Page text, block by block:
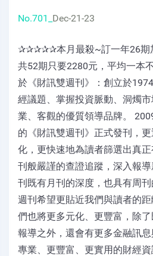
No.701_ Dec-21-23
✰✰✰✰✰本月最殺~訂一年26期
共52期只要2280元，平均一
於《財訊雙週刊》：創立於
經議題、掌握投資脈動、洞燭
業、客觀的優質領導品牌。
的《財訊雙週刊》正式發刊，
化，更快速地為讀者篩選出真
刊般嚴謹的查證追蹤，深入報
刊既有月刊的深度，也具有周
週刊希望更貼近我們與讀者的
們也將更多元化、更豐富，除
報導之外，還會有更多金融訊
專業、更豐富、更實用的財經